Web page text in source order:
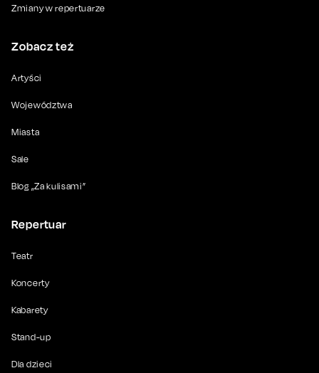
Zmiany w repertuarze
Zobacz też
Artyści
Województwa
Miasta
Sale
Blog „Za kulisami”
Repertuar
Teatr
Koncerty
Kabarety
Stand-up
Dla dzieci